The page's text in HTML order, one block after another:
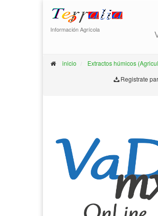
Información Agrícola
inicio Extractos húmicos
Registrate